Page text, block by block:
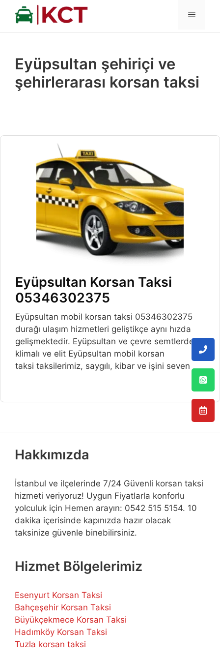
İçeriğe
MENÜ
Eyüpsultan şehiriçi ve
şehirlerarası korsan taksi
Eyüpsultan Korsan Taksi
05346302375
Eyüpsultan mobil korsan taksi 05346302375
durağı ulaşım hizmetleri geliştikçe aynı hızda
gelişmektedir. Eyüpsultan ve çevre semtlerde,
klimalı ve elit Eyüpsultan mobil korsan
taksi taksilerimiz, saygılı, kibar ve işini seven
Hakkımızda
İstanbul ve ilçelerinde 7/24 Güvenli korsan taksi
hizmeti veriyoruz! Uygun Fiyatlarla konforlu
yolculuk için Hemen arayın: 0542 515 5154. 10
dakika içerisinde kapınızda hazır olacak
taksinize güvenle binebilirsiniz.
Hizmet Bölgelerimiz
Esenyurt Korsan Taksi
Bahçeşehir Korsan Taksi
Büyükçekmece Korsan Taksi
Hadımköy Korsan Taksi
Tuzla korsan taksi